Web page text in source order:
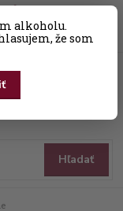
alkoholu.
že som
Hľadať
za0,00 EUR